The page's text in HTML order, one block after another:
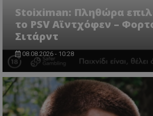
Stoiximan: Πληθώρα
το PSV Αϊντχόφεν –
Σιτάρντ
08.08.2026 - 10:28